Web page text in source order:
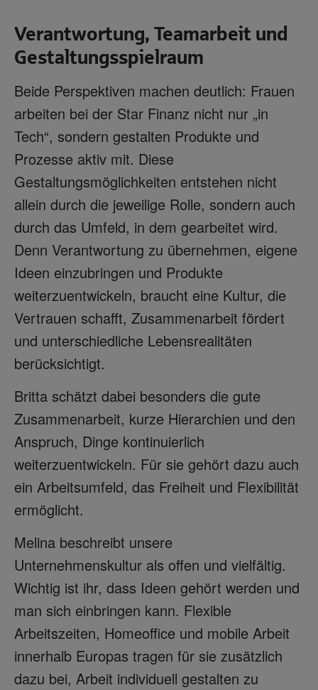
Verantwortung, Teamarbeit und
Gestaltungsspielraum
Beide Perspektiven machen deutlich: Frauen
arbeiten bei der Star Finanz nicht nur „in
Tech“, sondern gestalten Produkte und
Prozesse aktiv mit. Diese
Gestaltungsmöglichkeiten entstehen nicht
allein durch die jeweilige Rolle, sondern auch
durch das Umfeld, in dem gearbeitet wird.
Denn Verantwortung zu übernehmen, eigene
Ideen einzubringen und Produkte
weiterzuentwickeln, braucht eine Kultur, die
Vertrauen schafft, Zusammenarbeit fördert
und unterschiedliche Lebensrealitäten
berücksichtigt.
Britta schätzt dabei besonders die gute
Zusammenarbeit, kurze Hierarchien und den
Anspruch, Dinge kontinuierlich
weiterzuentwickeln. Für sie gehört dazu auch
ein Arbeitsumfeld, das Freiheit und Flexibilität
ermöglicht.
Melina beschreibt unsere
Unternehmenskultur als offen und vielfältig.
Wichtig ist ihr, dass Ideen gehört werden und
man sich einbringen kann. Flexible
Arbeitszeiten, Homeoffice und mobile Arbeit
innerhalb Europas tragen für sie zusätzlich
dazu bei, Arbeit individuell gestalten zu